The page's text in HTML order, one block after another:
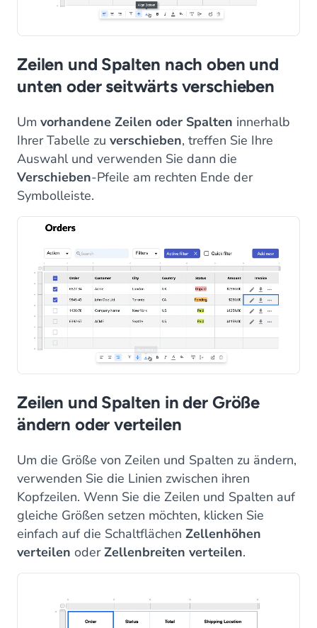
Zeilen und Spalten nach oben und
unten oder seitwärts verschieben
Um vorhandene Zeilen oder Spalten innerhalb
Ihrer Tabelle zu verschieben, treffen Sie Ihre
Auswahl und verwenden Sie dann die
Verschieben-Pfeile am rechten Ende der
Symbolleiste.
Zeilen und Spalten in der Größe
ändern oder verteilen
Um die Größe von Zeilen und Spalten zu ändern,
verwenden Sie die Linien zwischen ihren
Kopfzeilen. Wenn Sie die Zeilen und Spalten auf
gleiche Größen setzen möchten, klicken Sie
einfach auf die Schaltflächen Zellenhöhen
verteilen oderZellenbreiten verteilen.